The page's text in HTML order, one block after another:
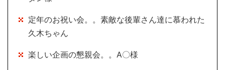
定年のお祝い会。。素敵な後輩さん達に慕われた
久木ちゃん
楽しい企画の懇親会。。A〇様